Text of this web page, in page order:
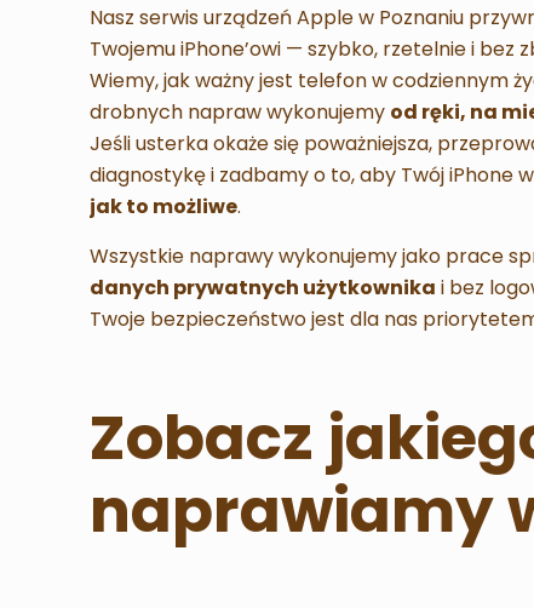
Nasz serwis urządzeń Apple w Poznaniu
Twojemu iPhone’owi — szybko, rzetelnie i bez
Wiemy, jak ważny jest telefon w codziennym
drobnych napraw wykonujemy od ręki, na
Jeśli usterka okaże się poważniejsza,
diagnostykę i zadbamy o to, aby Twój iPhone
jak to możliwe.
Wszystkie naprawy wykonujemy jako prace
danych prywatnych użytkownika i bez
Twoje bezpieczeństwo jest dla nas
Zobacz
naprawiamy